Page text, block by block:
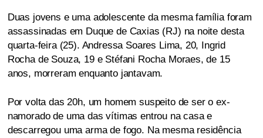
Duas jovens e uma adolescente da mesma família foram
assassinadas em Duque de Caxias (RJ) na noite desta
quarta-feira (25). Andressa Soares Lima, 20, Ingrid
Rocha de Souza, 19 e Stéfani Rocha Moraes, de 15
anos, morreram enquanto jantavam.
Por volta das 20h, um homem suspeito de ser o ex-
namorado de uma das vítimas entrou na casa e
descarregou uma arma de fogo. Na mesma residência